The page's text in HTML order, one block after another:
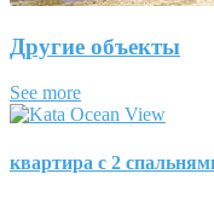
Другие объекты
See more
квартира с 2